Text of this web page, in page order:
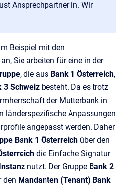
Ansprechpartner:in. Wir
Beispiel mit den
Sie arbeiten für eine in der
, die aus Bank 1 Österreich,
3 Schweiz besteht. Da es trotz
der Mutterbank in
länderspezifische Anpassungen
angepasst werden. Daher
Bank 1 Österreich über den
die Einfache Signatur
nutzt. Der Gruppe Bank 2
den Mandanten (Tenant) Bank